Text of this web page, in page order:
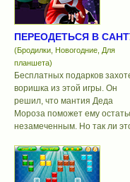
ПЕРЕОДЕТЬСЯ В
(Бродилки, Новогодние, Для
планшета)
Бесплатных подарков
воришка из этой игры. Он
решил, что мантия Деда
Мороза поможет ему
незамеченным. Но так ли